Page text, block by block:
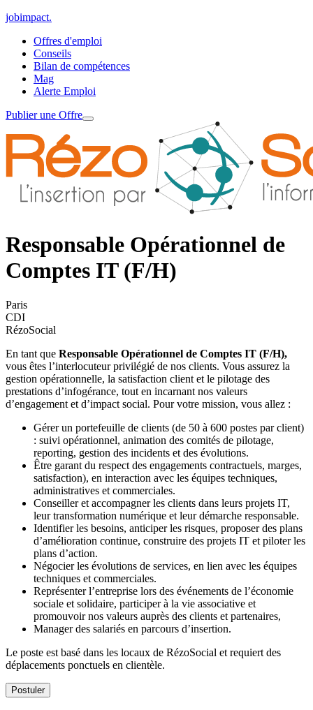
jobimpact.
Offres d'emploi
Conseils
Bilan de compétences
Mag
Alerte Emploi
Publier une Offre
Responsable Opérationnel de
Comptes IT (F/H)
Paris
CDI
RézoSocial
En tant que Responsable Opérationnel de Comptes IT (F/H),
vous êtes l’interlocuteur privilégié de nos clients. Vous assurez la
gestion opérationnelle, la satisfaction client et le pilotage des
prestations d’infogérance, tout en incarnant nos valeurs
d’engagement et d’impact social. Pour votre mission, vous allez :
Gérer un portefeuille de clients (de 50 à 600 postes par client)
: suivi opérationnel, animation des comités de pilotage,
reporting, gestion des incidents et des évolutions.
Être garant du respect des engagements contractuels, marges,
satisfaction), en interaction avec les équipes techniques,
administratives et commerciales.
Conseiller et accompagner les clients dans leurs projets IT,
leur transformation numérique et leur démarche responsable.
Identifier les besoins, anticiper les risques, proposer des plans
d’amélioration continue, construire des projets IT et piloter les
plans d’action.
Négocier les évolutions de services, en lien avec les équipes
techniques et commerciales.
Représenter l’entreprise lors des événements de l’économie
sociale et solidaire, participer à la vie associative et
promouvoir nos valeurs auprès des clients et partenaires,
Manager des salariés en parcours d’insertion.
Le poste est basé dans les locaux de RézoSocial et requiert des
déplacements ponctuels en clientèle.
Postuler